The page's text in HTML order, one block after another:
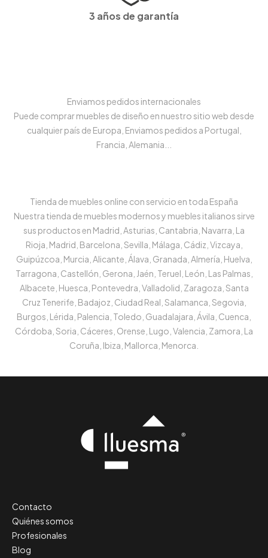
3 años de garantía
Enviamos pedidos internacionales
Puede comprar muebles de diseño en nuestro sitio web desde
cualquier país de Europa, Enviamos pedidos a Portugal,
Francia, Alemania...
Tienda de muebles online con servicio en toda España
Nuestra tienda de muebles modernos y muebles italianos sirve
sus productos en Madrid, Asturias, Cantabria, Navarra, La
Rioja, Madrid, Barcelona, Sevilla, Málaga, Cádiz, Vizcaya,
Guipúzcoa, Murcia, Alicante, Álava, Granada, Almería, Huelva,
Tarragona, Castellón, Gerona, Jaén, Teruel, León, Las Palmas,
Albacete, Huesca, Pontevedra, Valladolid, Zaragoza, Santa
Cruz Tenerife, Badajoz, Ciudad Real, Salamanca, Segovia,
Burgos, Lérida, Palencia, Toledo, Guadalajara, Ávila, Cuenca,
Córdoba, Soria, Cáceres, Orense, Lugo, Valencia, Zamora, La
Coruña, Ibiza, Mallorca, Menorca.
Contacto
Quiénes somos
Profesionales
Blog